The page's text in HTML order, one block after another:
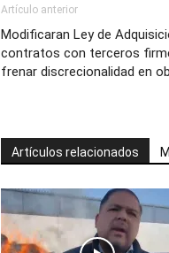
Artículo anterior
Modificaran Ley de
contratos con terceros
frenar discrecionalidad en
Artículos relacionados